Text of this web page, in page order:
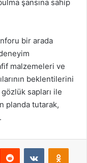
şansına sahip
bir arada
malzemeleri ve
beklentilerini
sapları ile
planda tutarak,
Reddit VKontakte